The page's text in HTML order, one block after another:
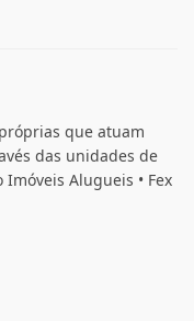
que atuam
das unidades de
Imóveis Alugueis • Fex